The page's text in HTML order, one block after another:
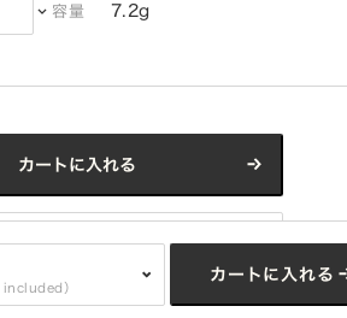
容量 7.2g
カートに入れる
here for refill
included）
カートに入れる